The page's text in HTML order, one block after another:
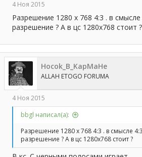
4 Ноя 2015
Разрешение 1280 x 768 4:3 . в
разрешение ? А в цс 1280х768 стоит ?
Hocok_B_KapMaHe
ALLAH ETOGO FORUMA
4 Ноя 2015
bbgl написал(а):
Разрешение 1280 x 768 4:3 . в смысле
разрешение ? А в цс 1280х768 стоит ?